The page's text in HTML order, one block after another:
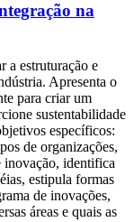
na
a estruturação e
Apresenta o
para criar um
sustentabilidade
específicos:
de organizações,
inovação, identifica
estipula formas
de inovações,
áreas e quais as